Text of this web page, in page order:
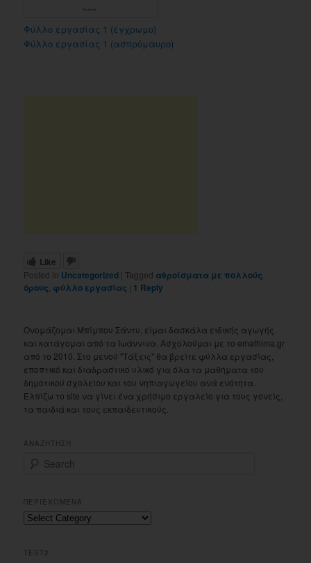
Φύλλο εργασίας 1 (έγχρωμο)
Φύλλο εργασίας 1 (ασπρόμαυρο)
Like
Posted in Uncategorized | Tagged αθροίσματα με πολλούς
όρους φύλλο εργασίας | 1 Reply
Ονομάζομαι Μπίμπου Σάντυ, είμαι δασκάλα ειδικής αγωγής
και κατάγομαι από τα Ιωάννινα. Ασχολούμαι με το emathima.gr
από το 2010. Στο μενού "Τάξεις" θα βρείτε φύλλα εργασίας,
εποπτικό και διαδραστικό υλικό για όλα τα μαθήματα του
δημοτικού σχολείου και του νηπιαγωγείου ανά ενότητα.
Ελπίζω το site να γίνει ένα χρήσιμο εργαλείο για τους γονείς,
τα παιδιά και τους εκπαιδευτικούς.
ΑΝΑΖΗΤΗΣΗ
r
c
h
ΠΕΡΙΕΧΟΜΕΝΑ
Περιεχομενα
TEST2